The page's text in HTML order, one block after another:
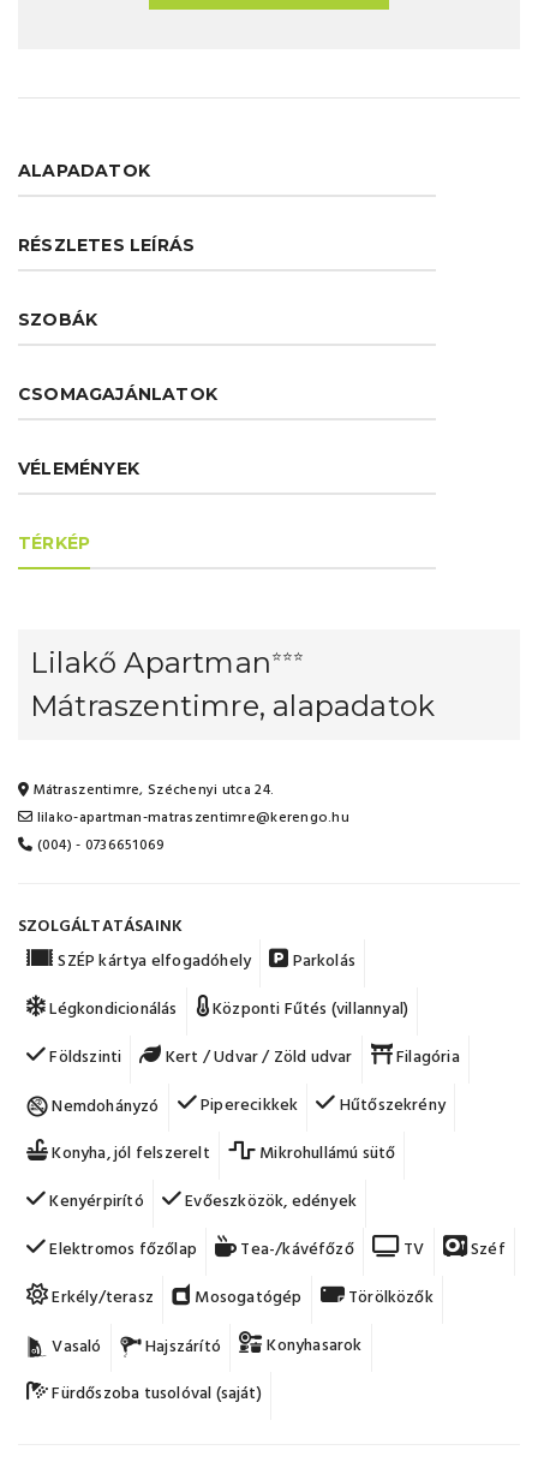
ALAPADATOK
RÉSZLETES LEÍRÁS
SZOBÁK
CSOMAGAJÁNLATOK
VÉLEMÉNYEK
TÉRKÉP
Lilakő Apartman ⭐⭐⭐
Mátraszentimre, alapadatok
Mátraszentimre, Széchenyi utca 24.
lilako-apartman-matraszentimre@kerengo.hu
(004) - 0736651069
SZOLGÁLTATÁSAINK
SZÉP kártya elfogadóhely
Parkolás
Légkondicionálás
Központi Fűtés (villannyal)
Földszinti
Kert / Udvar / Zöld udvar
Filagória
Nemdohányzó
Piperecikkek
Hűtőszekrény
Konyha, jól felszerelt
Mikrohullámú sütő
Kenyérpirító
Evőeszközök, edények
Elektromos főzőlap
Tea-/kávéfőző TV
Széf
Erkély/terasz
Mosogatógép
Törölközők
Vasaló
Hajszárító
Konyhasarok
Fürdőszoba tusolóval (saját)